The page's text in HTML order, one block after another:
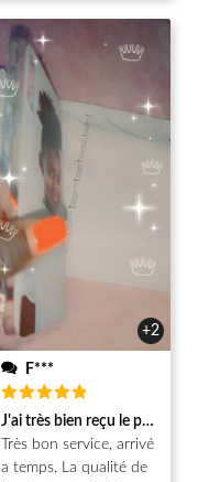
+2
F***
Note5
sur 5
J'ai très bien reçu le produit.
Très bon service, arrivé
a temps. La qualité de